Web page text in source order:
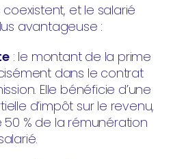
et le salarié
avantageuse :
: le montant de la prime
dans le contrat
Elle bénéficie d’une
d’impôt sur le revenu,
50 % de la rémunération